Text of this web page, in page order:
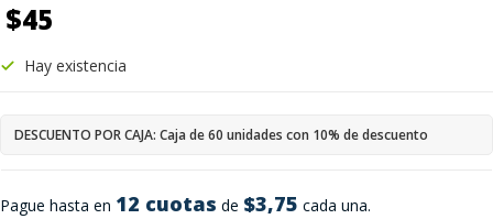
$45
Pague hasta en 12 cuotas de $3,75 cada una.
Hay existencia
DESCUENTO POR CAJA: Caja de 60 unidades con 10% de descuento